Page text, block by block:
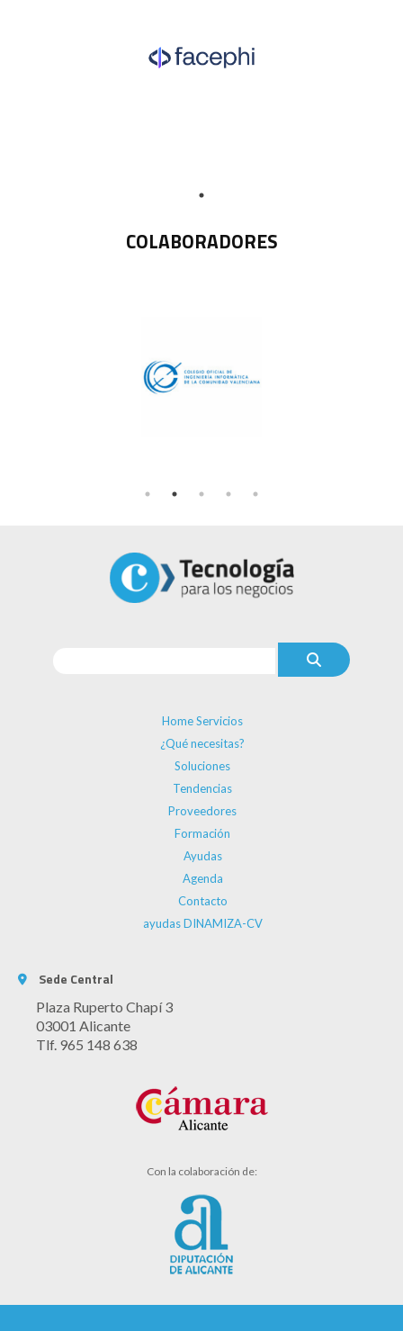
COLABORADORES
Home Servicios
¿Qué necesitas?
Soluciones
Tendencias
Proveedores
Formación
Ayudas
Agenda
Contacto
ayudas DINAMIZA-CV
Sede Central
Plaza Ruperto Chapí 3
03001 Alicante
Tlf. 965 148 638
Con la colaboración de: